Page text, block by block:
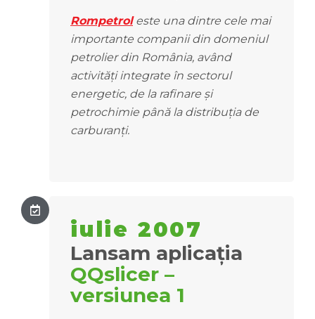
Rompetroleste una dintre cele mai
importante companii din domeniul
petrolier din România, având
activități integrate în sectorul
energetic, de la rafinare și
petrochimie până la distribuția de
carburanți.
iulie 2007
Lansam aplicația
QQslicer –
versiunea 1